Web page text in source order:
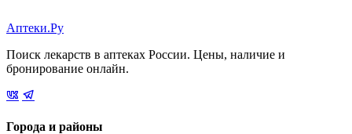
Аптеки.Ру
Поиск лекарств в аптеках России. Цены, наличие и
бронирование онлайн.
Города и районы